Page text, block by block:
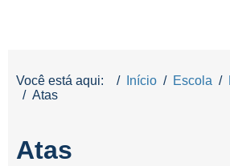
Você está aqui: Início Escola
Atas
Atas